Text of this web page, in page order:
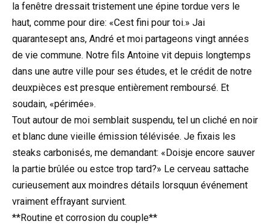
la fenêtre dressait tristement une épine tordue vers le
haut, comme pour dire: «Cest fini pour toi.» Jai
quarantesept ans, André et moi partageons vingt années
de vie commune. Notre fils Antoine vit depuis longtemps
dans une autre ville pour ses études, et le crédit de notre
deuxpièces est presque entièrement remboursé. Et
soudain, «périmée».
Tout autour de moi semblait suspendu, tel un cliché en noir
et blanc dune vieille émission télévisée. Je fixais les
steaks carbonisés, me demandant: «Doisje encore sauver
la partie brûlée ou estce trop tard?» Le cerveau sattache
curieusement aux moindres détails lorsquun événement
vraiment effrayant survient.
**Routine et corrosion du couple**